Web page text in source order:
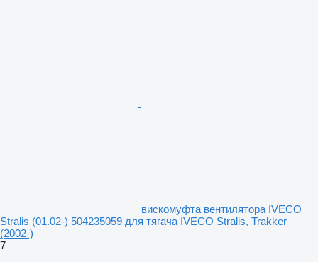
вискомуфта вентилятора IVECO
Stralis (01.02-) 504235059 для тягача IVECO Stralis, Trakker
(2002-)
7